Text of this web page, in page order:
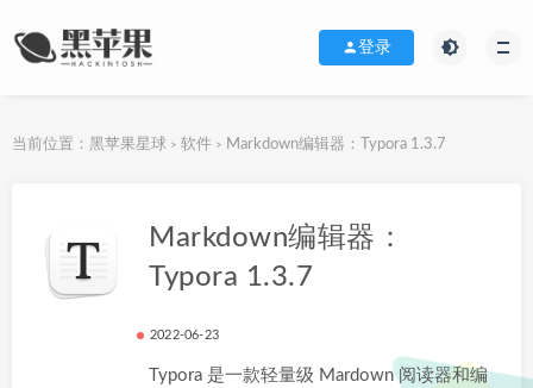
登录
当前位置： 黑苹果星球 > 软件 > Markdown编辑器：Typora 1.3.7
Markdown编辑器：
Typora 1.3.7
2022-06-23
Typora 是一款轻量级 Mardown 阅读器和编